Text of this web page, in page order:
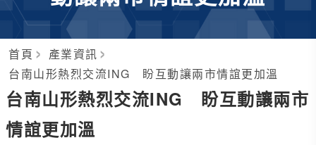
首頁
產業資訊
台南山形熱烈交流ING 盼互動讓兩市情誼更加溫
台南山形熱烈交流ING 盼互動讓兩市
情誼更加溫